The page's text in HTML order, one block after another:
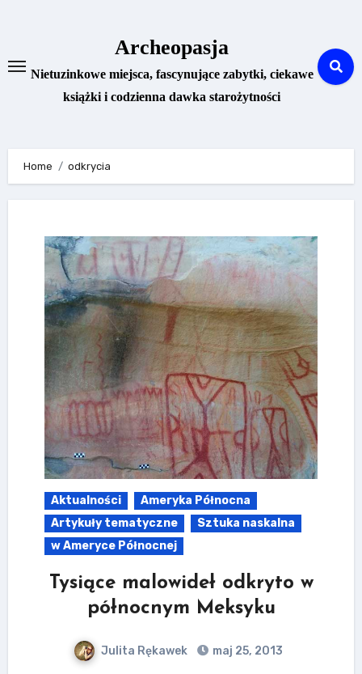
Archeopasja
Nietuzinkowe miejsca, fascynujące zabytki, ciekawe
książki i codzienna dawka starożytności
Home odkrycia
Aktualności
Ameryka Północna
Artykuły tematyczne
Sztuka naskalna
w Ameryce Północnej
Tysiące malowideł odkryto w
północnym Meksyku
Julita Rękawek maj 25, 2013